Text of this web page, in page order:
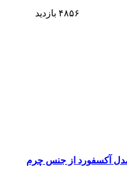
۴۸۵۶ بازدید
آکسفورد از جنس چرم